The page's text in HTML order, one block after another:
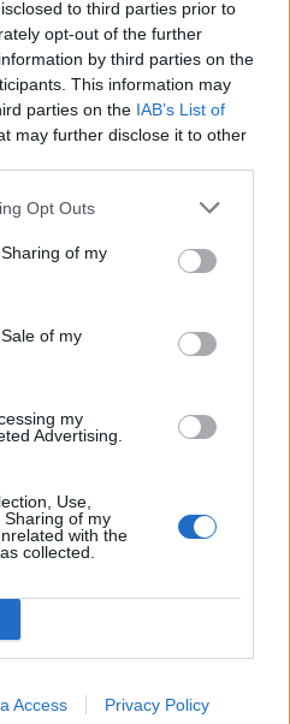
to third parties prior to
opt-out of the further
by third parties on the
This information may
parties on the IAB’s List of
may further disclose it to other
Opt Outs
of my
of my
my
Advertising.
Use,
of my
with the
collected.
Access Privacy Policy
ще потече към
проекти за